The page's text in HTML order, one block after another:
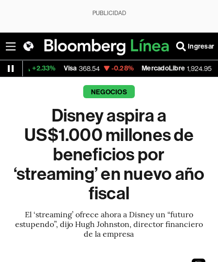
PUBLICIDAD
Ingresar
Visa 368.54 -0.28% MercadoLibre 1,924.95 +1.85%
NEGOCIOS
Disney aspira a
US$1.000 millones de
beneficios por
‘streaming’ en nuevo año
fiscal
El ‘streaming’ ofrece ahora a Disney un “futuro
estupendo”, dijo Hugh Johnston, director financiero
de la empresa